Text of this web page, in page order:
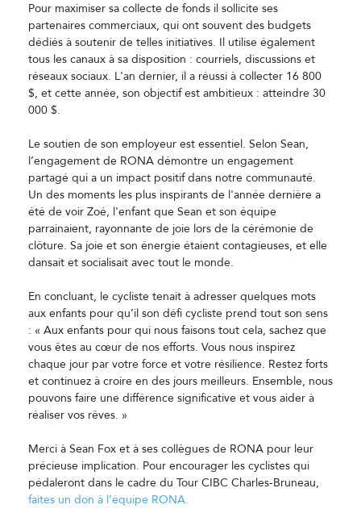
Pour maximiser sa collecte de fonds il sollicite ses
partenaires commerciaux, qui ont souvent des budgets
dédiés à soutenir de telles initiatives. Il utilise également
tous les canaux à sa disposition : courriels, discussions et
réseaux sociaux. L'an dernier, il a réussi à collecter 16 800
$, et cette année, son objectif est ambitieux : atteindre 30
000 $.
Le soutien de son employeur est essentiel. Selon Sean,
l’engagement de RONA démontre un engagement
partagé qui a un impact positif dans notre communauté.
Un des moments les plus inspirants de l'année dernière a
été de voir Zoé, l'enfant que Sean et son équipe
parrainaient, rayonnante de joie lors de la cérémonie de
clôture. Sa joie et son énergie étaient contagieuses, et elle
dansait et socialisait avec tout le monde.
En concluant, le cycliste tenait à adresser quelques mots
aux enfants pour qu’il son défi cycliste prend tout son sens
: « Aux enfants pour qui nous faisons tout cela, sachez que
vous êtes au cœur de nos efforts. Vous nous inspirez
chaque jour par votre force et votre résilience. Restez forts
et continuez à croire en des jours meilleurs. Ensemble, nous
pouvons faire une différence significative et vous aider à
réaliser vos rêves. »
Merci à Sean Fox et à ses collègues de RONA pour leur
précieuse implication. Pour encourager les cyclistes qui
pédaleront dans le cadre du Tour CIBC Charles-Bruneau,
faites un don à l’équipe RONA.